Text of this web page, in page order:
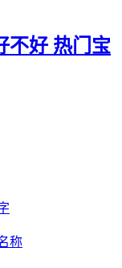
不好 热门宝
称